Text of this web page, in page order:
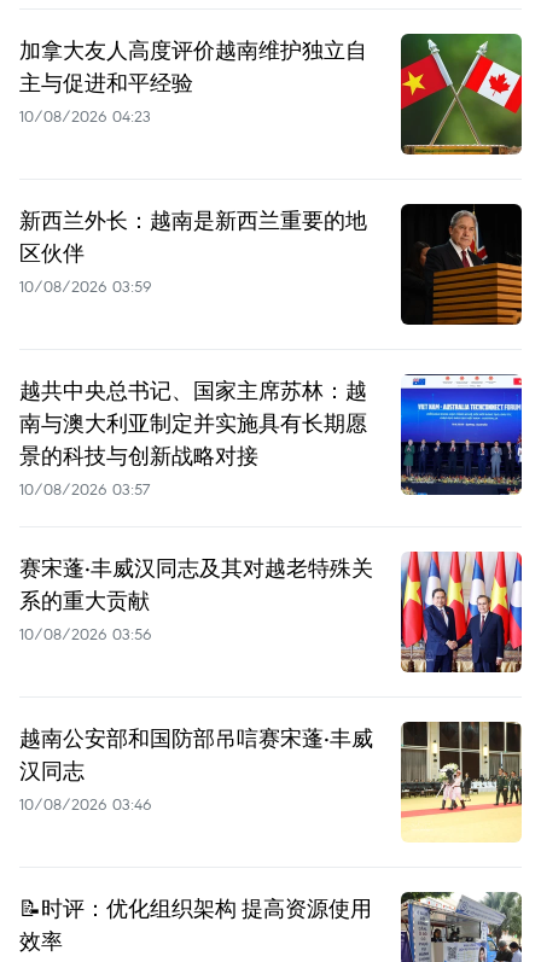
加拿大友人高度评价越南维护独立自
主与促进和平经验
10/08/2026 04:23
新西兰外长：越南是新西兰重要的地
区伙伴
10/08/2026 03:59
越共中央总书记、国家主席苏林：越
南与澳大利亚制定并实施具有长期愿
景的科技与创新战略对接
10/08/2026 03:57
赛宋蓬·丰威汉同志及其对越老特殊关
系的重大贡献
10/08/2026 03:56
越南公安部和国防部吊唁赛宋蓬·丰威
汉同志
10/08/2026 03:46
📝时评：优化组织架构 提高资源使用
效率